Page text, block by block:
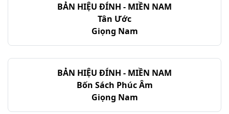
BẢN HIỆU ĐÍNH - MIỀN NAM
Tân Ước
Giọng Nam
BẢN HIỆU ĐÍNH - MIỀN NAM
Bốn Sách Phúc Âm
Giọng Nam